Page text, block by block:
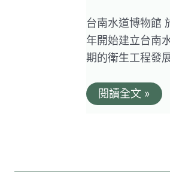
台南水道博物館
年開始建立台南
期的衛生工程發
臺
南
道
閱讀全文 »